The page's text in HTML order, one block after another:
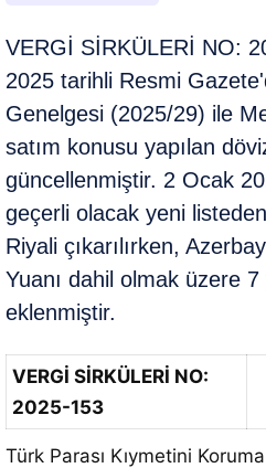
VERGİ SİRKÜLERİ NO:
2025 tarihli Resmi
Genelgesi (2025/29) ile
satım konusu yapılan
güncellenmiştir. 2 Ocak
geçerli olacak yeni
Riyali çıkarılırken,
Yuanı dahil olmak üzere
eklenmiştir.
VERGİ SİRKÜLERİ NO:
2025-153
Türk Parası Kıymetini